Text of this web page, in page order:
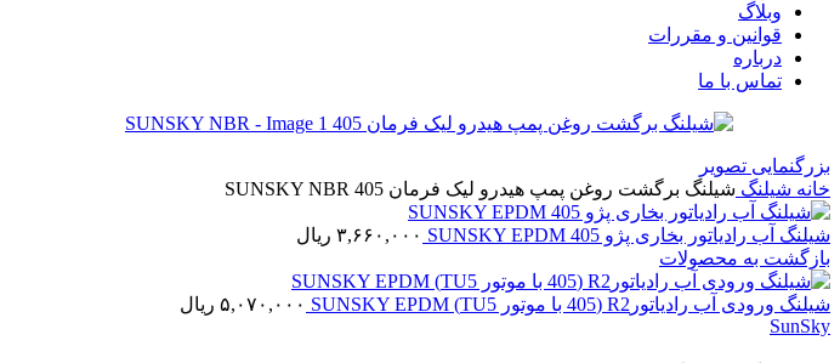
وبلاگ
قوانین و مقررات
درباره
تماس با ما
بزرگنمایی تصویر
خانه شیلنگ شیلنگ برگشت روغن پمپ هیدرو لیک فرمان 405 SUNSKY NBR
شیلنگ آب رادیاتور بخاری پژو 405 SUNSKY EPDM ۳,۶۶۰,۰۰۰ ریال
بازگشت به محصولات
شیلنگ ورودی آب رادیاتورR2 (405 با موتور TU5) SUNSKY EPDM ۵,۰۷۰,۰۰۰ ریال
SunSky